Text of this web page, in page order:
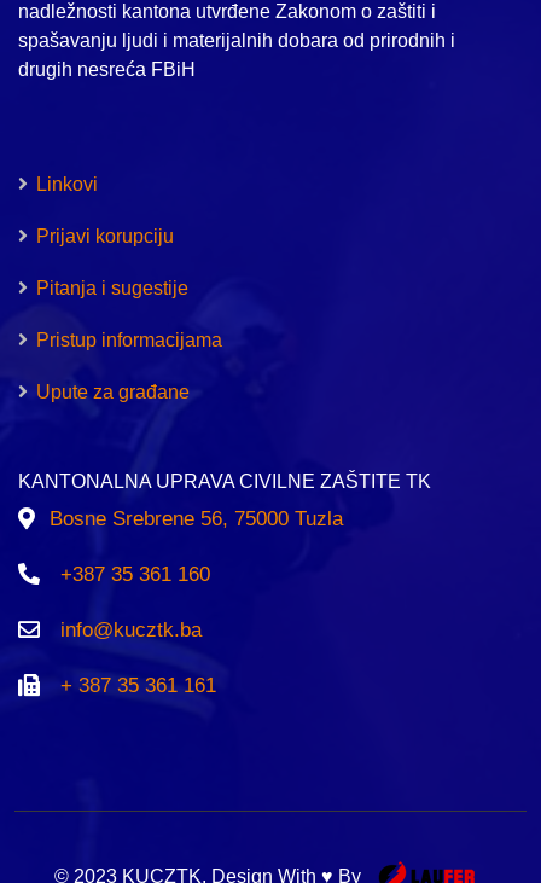
nadležnosti kantona utvrđene Zakonom o zaštiti i
spašavanju ljudi i materijalnih dobara od prirodnih i
drugih nesreća FBiH
Linkovi
Prijavi korupciju
Pitanja i sugestije
Pristup informacijama
Upute za građane
KANTONALNA UPRAVA CIVILNE ZAŠTITE TK
Bosne Srebrene 56, 75000 Tuzla
+387 35 361 160
info@kucztk.ba
+ 387 35 361 161
© 2023 KUCZTK. Design With ♥ By